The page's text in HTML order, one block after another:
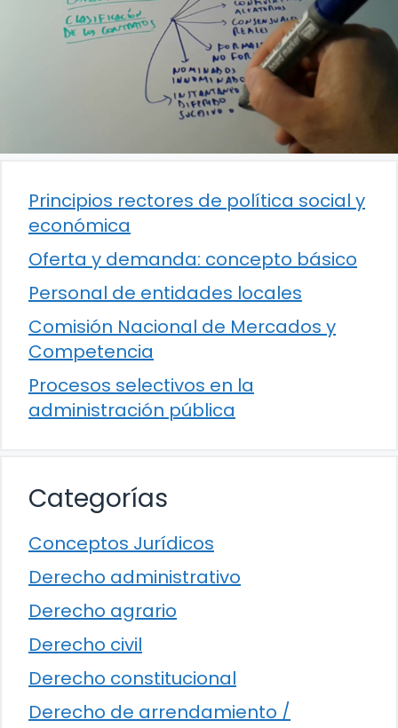
Principios rectores de política social y
económica
Oferta y demanda: concepto básico
Personal de entidades locales
Comisión Nacional de Mercados y
Competencia
Procesos selectivos en la
administración pública
Categorías
Conceptos Jurídicos
Derecho administrativo
Derecho agrario
Derecho civil
Derecho constitucional
Derecho de arrendamiento /